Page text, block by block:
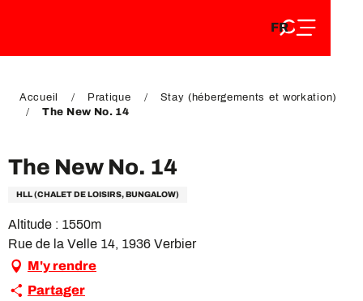
DE
FR
EN
Accueil Pratique
Stay (hébergements et workation)
The New No. 14
The New No. 14
HLL (CHALET DE LOISIRS, BUNGALOW)
Altitude : 1550m
Rue de la Velle 14, 1936 Verbier
M'y rendre
Partager